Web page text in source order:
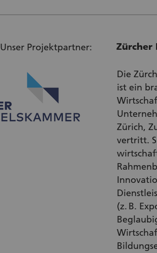
Unser Projektpartner: Zürcher
Die
ist ein
Zürich,
vertritt.
(z. B.